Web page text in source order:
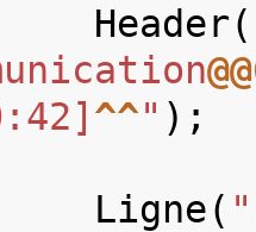
Header(
^^" );
Ligne(